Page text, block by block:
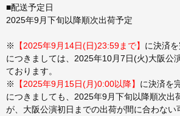
■配送予定日
2025年9月下旬以降順次出荷予定
※ 【2025年9月14日(日)23:59まで】 に決済
につきましては、2025年10月7日(火)大阪公
ております。
※
【2025年9月15日(月)0:00以降】 に決済を
につきましても、2025年9月下旬以降順次出
が、大阪公演初日までの出荷が間に合わない